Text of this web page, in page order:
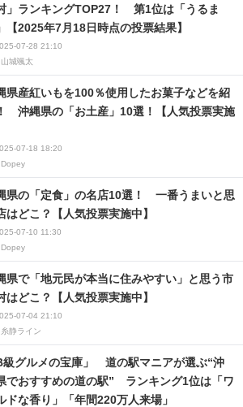
07-28 21:10
山城颯太
」ランキングTOP27！ 第1位は「うるま
【2025年7月18日時点の投票結果】
07-18 18:20
Dopey
県産紅いもを100％使用したお菓子などを紹
沖縄県の「お土産」10選！【人気投票実施
07-10 11:30
Dopey
県の「定食」の名店10選！ 一番うまいと思
はどこ？【人気投票実施中】
07-04 21:10
糸静ライン
県で「地元民が本当に住みやすい」と思う市
はどこ？【人気投票実施中】
級グルメの宝庫」 道の駅マニアが選ぶ“沖
でおすすめの道の駅” ランキング1位は「ワ
ドな香り」「年間220万人来場」